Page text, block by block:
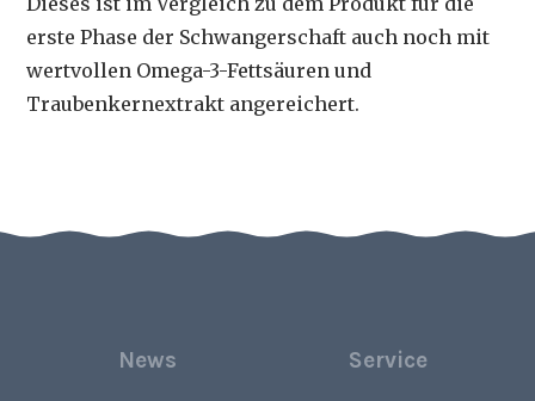
erste Phase der Schwangerschaft auch noch mit
wertvollen Omega-3-Fettsäuren und
Traubenkernextrakt angereichert.
News Service